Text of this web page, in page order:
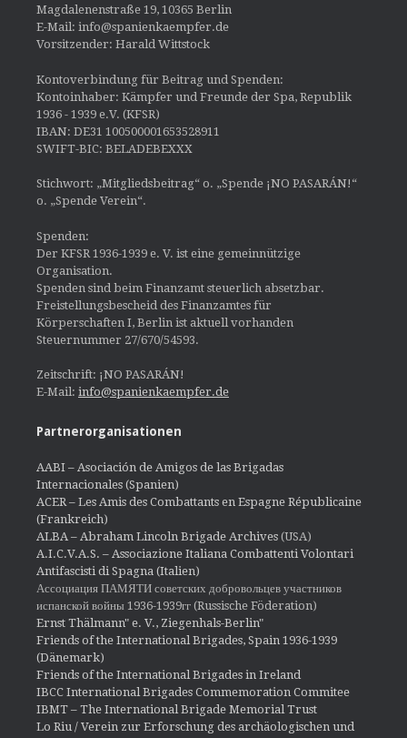
Magdalenenstraße 19, 10365 Berlin
E-Mail: info@spanienkaempfer.de
Vorsitzender: Harald Wittstock
Kontoverbindung für Beitrag und Spenden:
Kontoinhaber: Kämpfer und Freunde der Spa, Republik
1936 - 1939 e.V. (KFSR)
IBAN: DE31 100500001653528911
SWIFT-BIC: BELADEBEXXX
Stichwort: „Mitgliedsbeitrag“ o. „Spende ¡NO PASARÁN!“
o. „Spende Verein“.
Spenden:
Der KFSR 1936-1939 e. V. ist eine gemeinnützige
Organisation.
Spenden sind beim Finanzamt steuerlich absetzbar.
Freistellungsbescheid des Finanzamtes für
Körperschaften I, Berlin ist aktuell vorhanden
Steuernummer 27/670/54593.
Zeitschrift: ¡NO PASARÁN!
E-Mail: info@spanienkaempfer.de
Partnerorganisationen
AABI – Asociación de Amigos de las Brigadas
Internacionales (Spanien)
ACER – Les Amis des Combattants en Espagne Républicaine
(Frankreich)
ALBA – Abraham Lincoln Brigade Archives (USA)
A.I.C.V.A.S. – Associazione Italiana Combattenti Volontari
Antifascisti di Spagna (Italien)
Ассоциация ПАМЯТИ советских добровольцев участников
испанской войны 1936-1939гг (Russische Föderation)
Ernst Thälmann" e. V., Ziegenhals-Berlin"
Friends of the International Brigades, Spain 1936-1939
(Dänemark)
Friends of the International Brigades in Ireland
IBCC International Brigades Commemoration Commitee
IBMT – The International Brigade Memorial Trust
Lo Riu / Verein zur Erforschung des archäologischen und